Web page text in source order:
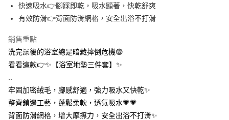
上海商業儲蓄銀行
台北富邦商業銀行
國泰世華商業銀行
兆豐國際商業銀行
匯豐（台灣）商業銀行
聯邦商業銀行
元大商業銀行
台灣樂天信用卡公司
LINE Pay
街口支付
悠遊付
AFTEE先享後付
相關說明
【關於「AFTEE先享後付」】
AFTEE先享後付是「在收到商品之後才付款」的支付方式。 讓您購物簡單
ATM付款
快速吸水👉腳踩即乾，吸水顯著，快乾舒爽
有效防滑👉背面防滑網格，安全出浴不打滑
銷售重點
洗完澡後的浴室總是暗藏摔倒危機😨
看看這款👉✨【浴室地墊三件套】✨
牢固加密絨毛，腳感舒適，強力吸水又快乾✨
整齊鎖邊工藝，蓬鬆柔軟，透氣吸水💗💗
背面防滑網格，增大摩擦力，安全出浴不打滑✨